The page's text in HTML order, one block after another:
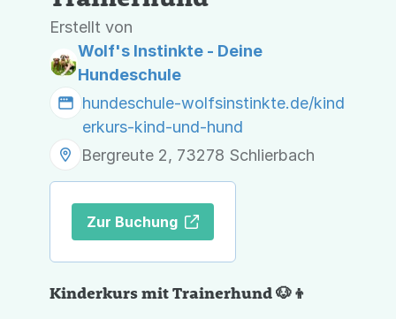
Erstellt von
Wolf's Instinkte - Deine
Hundeschule
hundeschule-wolfsinstinkte.de/kind
erkurs-kind-und-hund
Bergreute 2, 73278 Schlierbach
Zur Buchung
Kinderkurs mit Trainerhund 🐶👦